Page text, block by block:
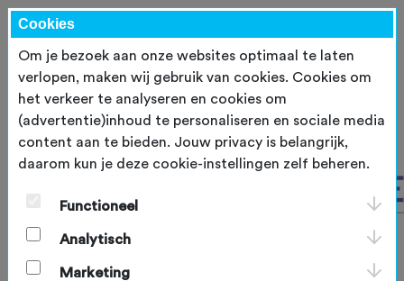
Cookies
Om je bezoek aan onze websites optimaal te laten
verlopen, maken wij gebruik van cookies. Cookies om
het verkeer te analyseren en cookies om
(advertentie)inhoud te personaliseren en sociale media
content aan te bieden. Jouw privacy is belangrijk,
daarom kun je deze cookie-instellingen zelf beheren.
Functioneel
Analytisch
Marketing